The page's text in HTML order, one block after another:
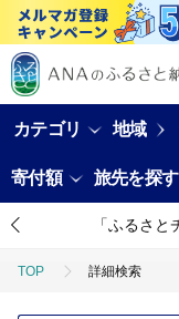
カテゴリ 地域
寄付額 旅先を探す
「ふるさ
TOP 詳細検索